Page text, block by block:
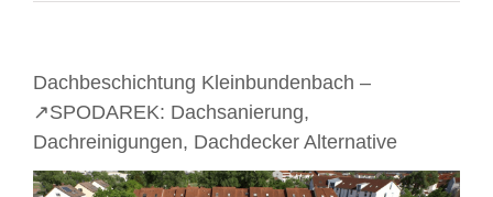
Dachbeschichtung Kleinbundenbach –
↗️SPODAREK: Dachsanierung,
Dachreinigungen, Dachdecker Alternative